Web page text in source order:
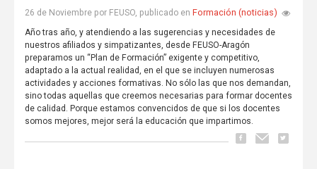
26 de Noviembre por FEUSO, publicado en Formación (noticias)
Año tras año, y atendiendo a las sugerencias y necesidades de
nuestros afiliados y simpatizantes, desde FEUSO-Aragón
preparamos un “Plan de Formación” exigente y competitivo,
adaptado a la actual realidad, en el que se incluyen numerosas
actividades y acciones formativas. No sólo las que nos demandan,
sino todas aquellas que creemos necesarias para formar docentes
de calidad. Porque estamos convencidos de que si los docentes
somos mejores, mejor será la educación que impartimos.